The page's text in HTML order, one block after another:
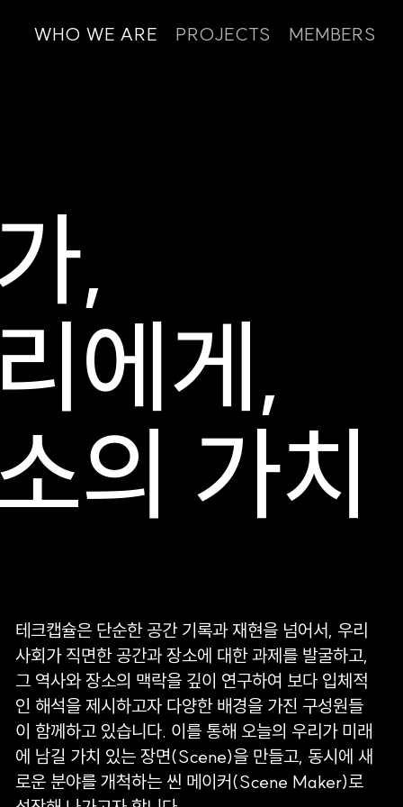
WHO WE ARE PROJECTS MEMBERS
,
에게,
의 가치
테크캡슐은 단순한 공간 기록과 재현을 넘어서, 우리
사회가 직면한 공간과 장소에 대한 과제를 발굴하고,
그 역사와 장소의 맥락을 깊이 연구하여 보다 입체적
인 해석을 제시하고자 다양한 배경을 가진 구성원들
이 함께하고 있습니다. 이를 통해 오늘의 우리가 미래
에 남길 가치 있는 장면(Scene)을 만들고, 동시에 새
로운 분야를 개척하는 씬 메이커(Scene Maker)로